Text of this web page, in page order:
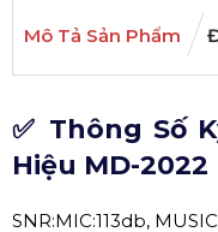
Mô Tả Sản Phẩm
✅ Thông Số
Hiệu MD-2022
SNR:MIC:113db,